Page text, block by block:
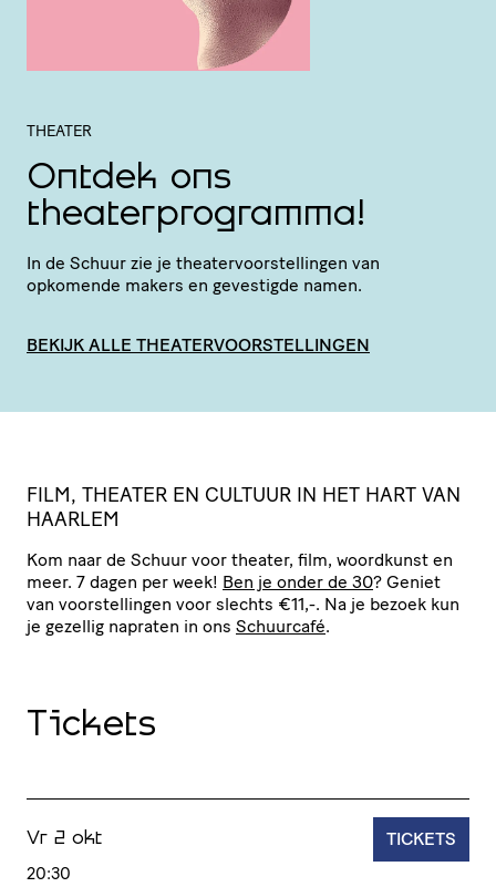
THEATER
Ontdek ons
theaterprogramma!
In de Schuur zie je thea­ter­voor­stel­lingen van
opkomende makers en gevestigde namen.
BEKIJK ALLE THEATERVOORSTELLINGEN
FILM, THEATER EN CULTUUR IN HET HART VAN
HAARLEM
Kom naar de Schuur voor theater, film, woordkunst en
meer. 7 dagen per week! Ben je onder de 30? Geniet
van voor­stel­lingen voor slechts €11,-. Na je bezoek kun
je gezellig napraten in ons Schuurcafé.
Tickets
Vr 2 okt
20:30
TICKETS